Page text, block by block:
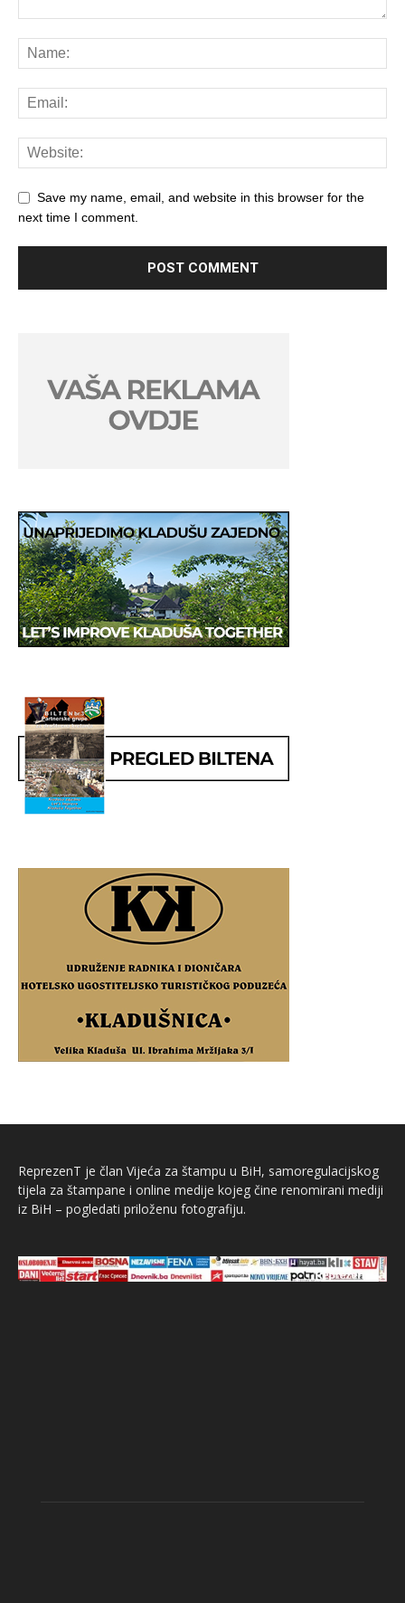
Save my name, email, and website in this browser for the
next time I comment.
ReprezenT je član Vijeća za štampu u BiH, samoregulacijskog
tijela za štampane i online medije kojeg čine renomirani mediji
iz BiH – pogledati priloženu fotografiju.